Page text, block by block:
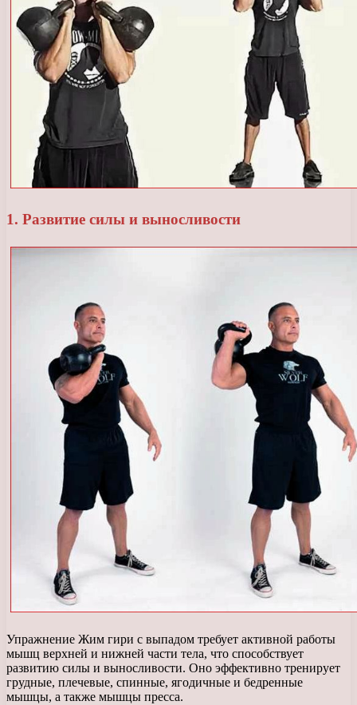
1. Развитие силы и выносливости
Упражнение Жим гири с выпадом требует активной работы
мышц верхней и нижней части тела, что способствует
развитию силы и выносливости. Оно эффективно тренирует
грудные, плечевые, спинные, ягодичные и бедренные
мышцы, а также мышцы пресса.